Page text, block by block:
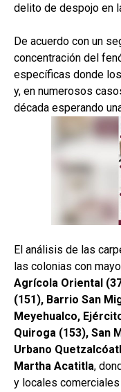
delito de despojo en
De acuerdo con un
concentración del
específicas donde
y, en numerosos
década esperando
El análisis de las
las colonias con
Agrícola Oriental
(151), Barrio San
Meyehualco,
Quiroga (153), San
Urbano
Martha Acatitla,
y locales